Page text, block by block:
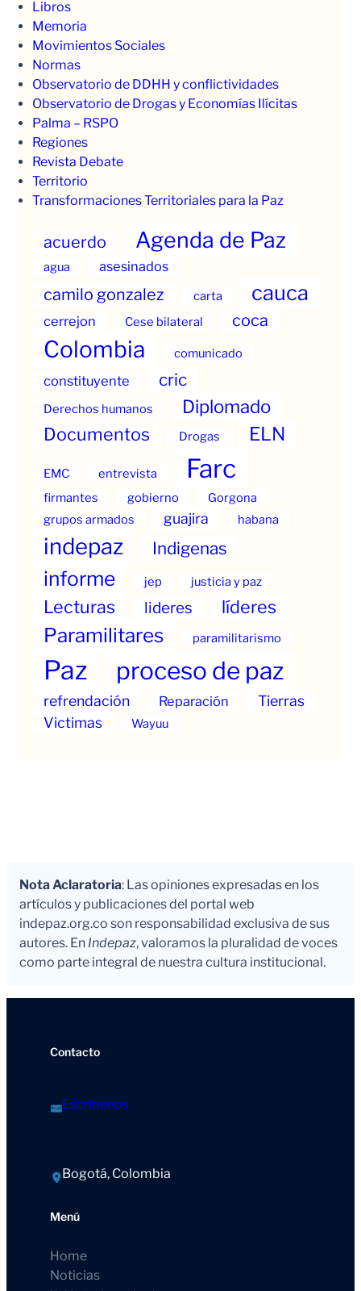
Libros
Memoria
Movimientos Sociales
Normas
Observatorio de DDHH y conflictividades
Observatorio de Drogas y Economías Ilícitas
Palma – RSPO
Regiones
Revista Debate
Territorio
Transformaciones Territoriales para la Paz
acuerdo Agenda de Paz
agua asesinados
camilo gonzalez carta cauca
cerrejon Cese bilateral coca
Colombia comunicado
constituyente cric
Derechos humanos Diplomado
Documentos Drogas ELN
EMC entrevista Farc
firmantes gobierno
Gorgona
grupos armados
guajira habana
indepaz Indigenas
informe jep justicia y paz
Lecturas lideres líderes
Paramilitares paramilitarismo
Paz proceso de paz
refrendación Reparación
Tierras
Victimas
Wayuu
Nota Aclaratoria: Las opiniones expresadas en los
artículos y publicaciones del portal web
indepaz.org.co son responsabilidad exclusiva de sus
autores. En Indepaz, valoramos la pluralidad de voces
como parte integral de nuestra cultura institucional.
Contacto
Escríbenos
Bogotá, Colombia
Menú
Home
Noticias